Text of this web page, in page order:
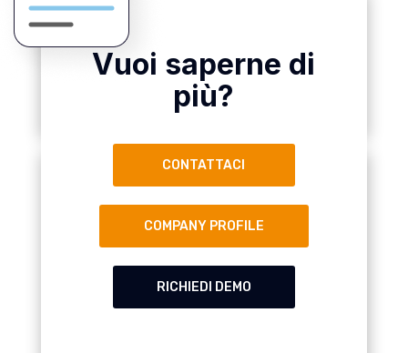
Vuoi saperne di
più?
CONTATTACI
COMPANY PROFILE
RICHIEDI DEMO